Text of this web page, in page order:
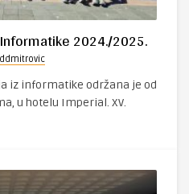
2024./2025.
ddmitrovic
iz informatike održana je od
u hotelu Imperial. XV.